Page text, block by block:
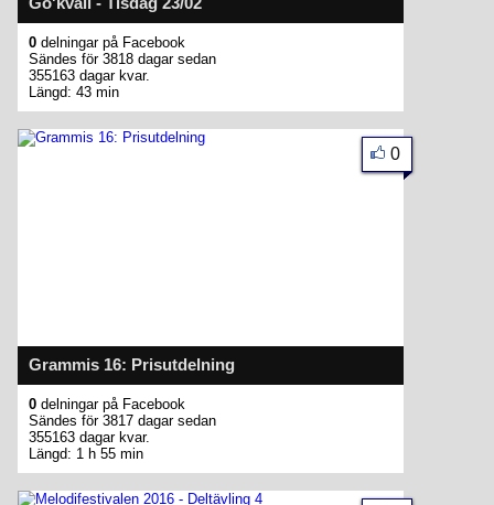
0 delningar på Facebook
Sändes för 3818 dagar sedan
355163 dagar kvar.
Längd: 43 min
Grammis 16: Prisutdelning
0
0 delningar på Facebook
Sändes för 3817 dagar sedan
355163 dagar kvar.
Längd: 1 h 55 min